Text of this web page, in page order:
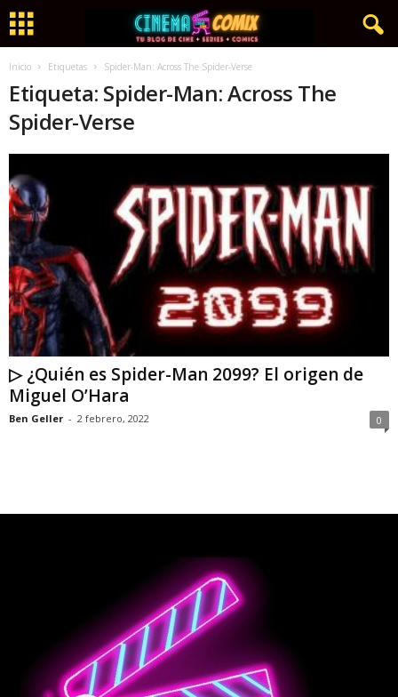
Inicio Etiquetas Spider-Man: Across The Spider-Verse
Etiqueta: Spider-Man: Across The
Spider-Verse
▷ ¿Quién es Spider-Man 2099? El origen de
Miguel O’Hara
Ben Geller - 2 febrero, 2022 0